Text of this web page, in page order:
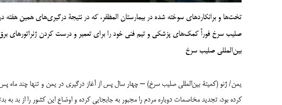
تخت‌ها و برانکاردهای سوخته شده در بیمارستان المظفر، که در نتیجۀ درگیری‌های همین هفته
صلیب سرخ فوراً کمک‌های پزشکی و تیم فنی خود را برای تعمیر و درست کردن ژنراتورهای
بین‌المللی صلیب سرخ
یمن/ ژنو (کمیتۀ بین‌المللی صلیب سرخ) – چهار سال پس از آغاز درگیری در یمن و تنها چند ماه پس
کرده بود، تجدید مخاصمات دوباره مردم را مجبور به جابجایی کرده و اوضاع این کشور را از بد به